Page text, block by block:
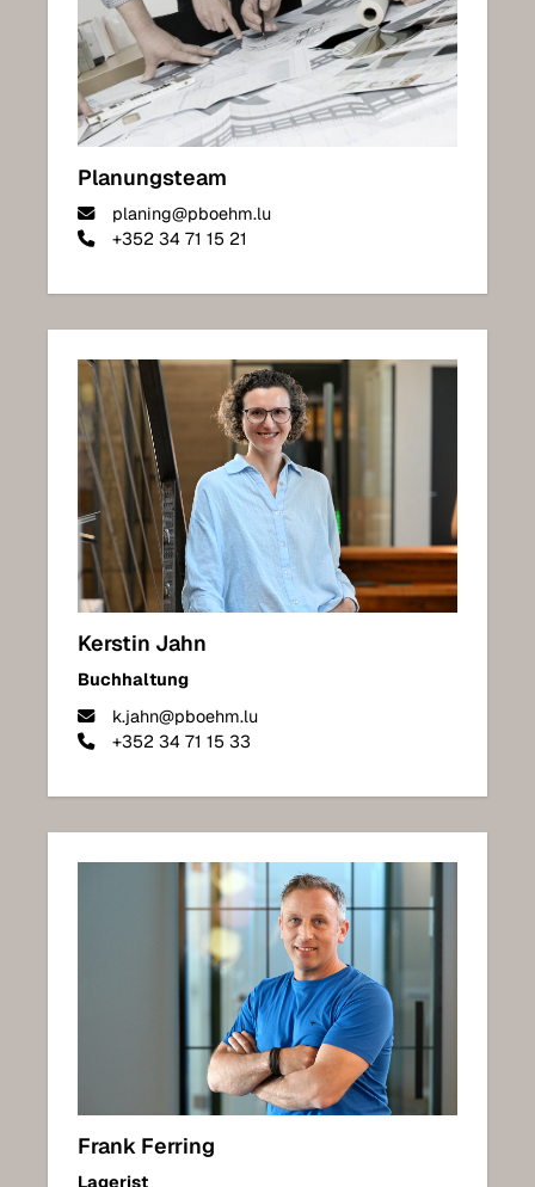
Planungsteam
planing@pboehm.lu
+352 34 71 15 21
Kerstin Jahn
Buchhaltung
k.jahn@pboehm.lu
+352 34 71 15 33
Frank Ferring
Lagerist